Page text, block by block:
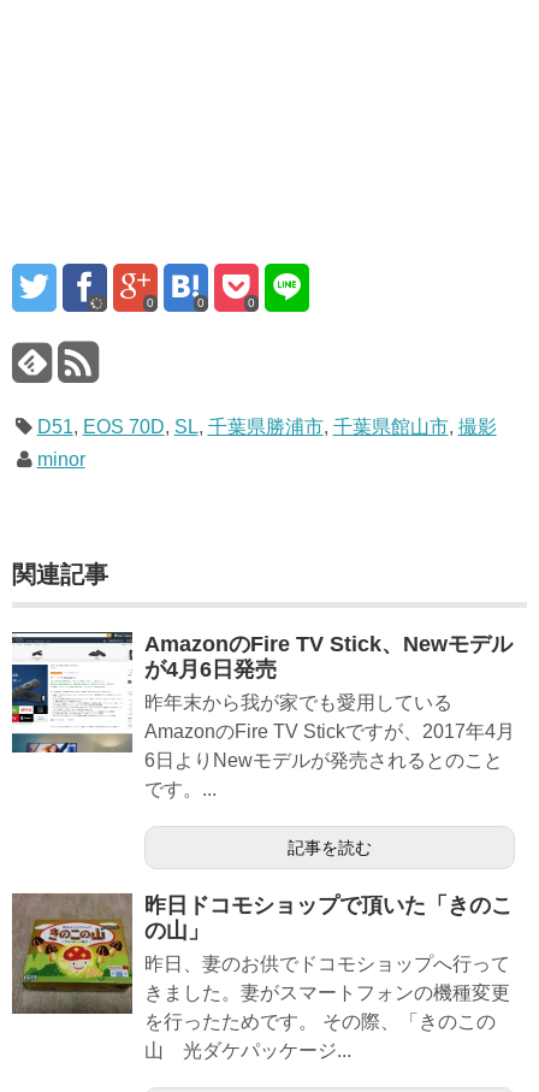
0 0 0
D51, EOS 70D, SL, 千葉県勝浦市, 千葉県館山市, 撮影
minor
関連記事
AmazonのFire TV Stick、Newモデル
が4月6日発売
昨年末から我が家でも愛用している
AmazonのFire TV Stickですが、2017年4月
6日よりNewモデルが発売されるとのこと
です。...
記事を読む
昨日ドコモショップで頂いた「きのこ
の山」
昨日、妻のお供でドコモショップへ行って
きました。妻がスマートフォンの機種変更
を行ったためです。 その際、「きのこの
山 光ダケパッケージ...